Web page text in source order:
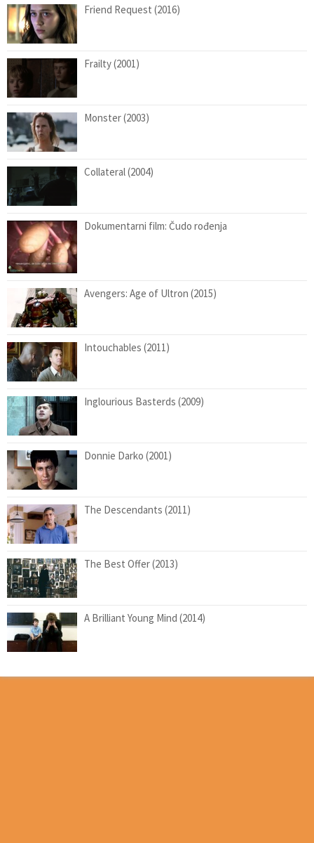
Friend Request (2016)
Frailty (2001)
Monster (2003)
Collateral (2004)
Dokumentarni film: Čudo rođenja
Avengers: Age of Ultron (2015)
Intouchables (2011)
Inglourious Basterds (2009)
Donnie Darko (2001)
The Descendants (2011)
The Best Offer (2013)
A Brilliant Young Mind (2014)